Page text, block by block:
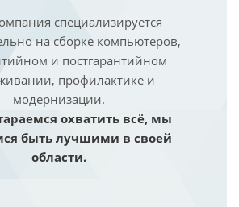
специализируется
на сборке компьютеров,
и постгарантийном
профилактике и
модернизации.
охватить всё, мы
быть лучшими в своей
области.